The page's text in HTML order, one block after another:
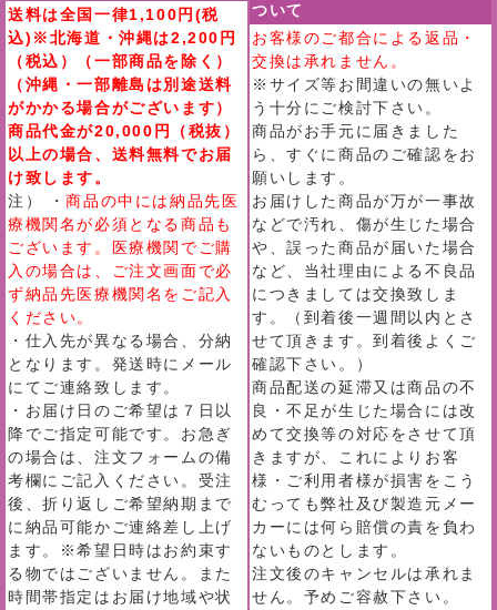
送料は全国一律1,100円(税
込)※北海道・沖縄は2,200円
（税込）（一部商品を除く）
（沖縄・一部離島は別途送料
がかかる場合がございます）
商品代金が20,000円（税抜）
以上の場合、送料無料でお届
け致します。
注） ・商品の中には納品先医
療機関名が必須となる商品も
ございます。医療機関でご購
入の場合は、ご注文画面で必
ず納品先医療機関名をご記入
ください。
・仕入先が異なる場合、分納
となります。発送時にメール
にてご連絡致します。
・お届け日のご希望は７日以
降でご指定可能です。お急ぎ
の場合は、注文フォームの備
考欄にご記入ください。受注
後、折り返しご希望納期まで
に納品可能かご連絡差し上げ
ます。※希望日時はお約束す
る物ではございません。また
時間帯指定はお届け地域や状
ついて
お客様のご都合による返品・
交換は承れません。
※サイズ等お間違いの無いよ
う十分にご検討下さい。
商品がお手元に届きました
ら、すぐに商品のご確認をお
願いします。
お届けした商品が万が一事故
などで汚れ、傷が生じた場合
や、誤った商品が届いた場合
など、当社理由による不良品
につきましては交換致しま
す。（到着後一週間以内とさ
せて頂きます。到着後よくご
確認下さい。）
商品配送の延滞又は商品の不
良・不足が生じた場合には改
めて交換等の対応をさせて頂
きますが、これによりお客
様・ご利用者様が損害をこう
むっても弊社及び製造元メー
カーには何ら賠償の責を負わ
ないものとします。
注文後のキャンセルは承れま
せん。予めご容赦下さい。